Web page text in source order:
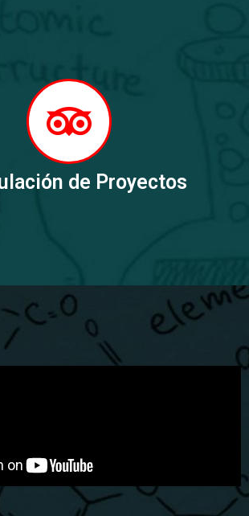
de Proyectos